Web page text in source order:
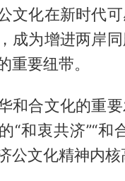
文化在新时代
成为增进两岸
重要纽带。
和合文化的重
“和衷共济”“和
公文化精神内核